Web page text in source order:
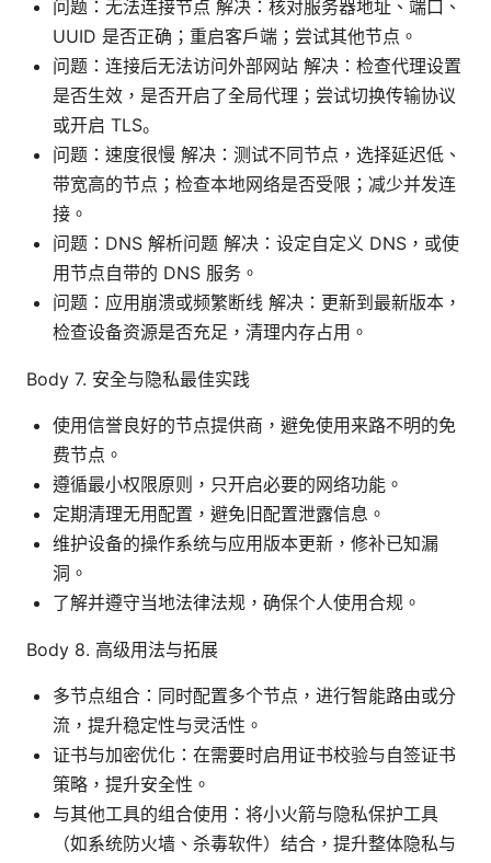
问题：无法连接节点 解决：核对服务器地址、端口、
UUID 是否正确；重启客户端；尝试其他节点。
问题：连接后无法访问外部网站 解决：检查代理设置
是否生效，是否开启了全局代理；尝试切换传输协议
或开启 TLS。
问题：速度很慢 解决：测试不同节点，选择延迟低、
带宽高的节点；检查本地网络是否受限；减少并发连
接。
问题：DNS 解析问题 解决：设定自定义 DNS，或使
用节点自带的 DNS 服务。
问题：应用崩溃或频繁断线 解决：更新到最新版本，
检查设备资源是否充足，清理内存占用。
Body 7. 安全与隐私最佳实践
使用信誉良好的节点提供商，避免使用来路不明的免
费节点。
遵循最小权限原则，只开启必要的网络功能。
定期清理无用配置，避免旧配置泄露信息。
维护设备的操作系统与应用版本更新，修补已知漏
洞。
了解并遵守当地法律法规，确保个人使用合规。
Body 8. 高级用法与拓展
多节点组合：同时配置多个节点，进行智能路由或分
流，提升稳定性与灵活性。
证书与加密优化：在需要时启用证书校验与自签证书
策略，提升安全性。
与其他工具的组合使用：将小火箭与隐私保护工具
（如系统防火墙、杀毒软件）结合，提升整体隐私与